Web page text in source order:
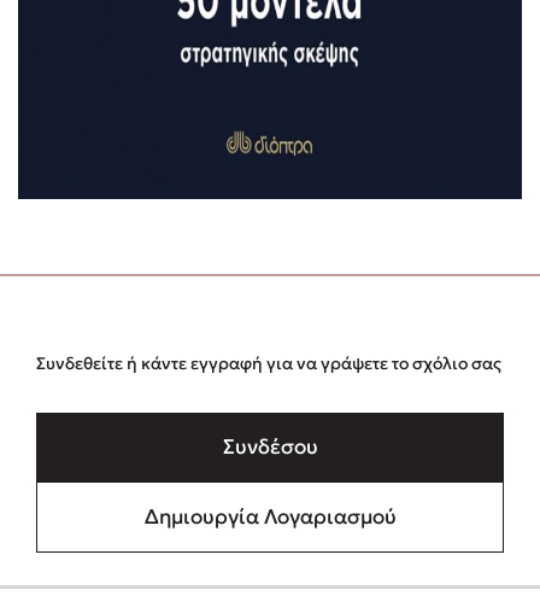
Συνδεθείτε ή κάντε εγγραφή για να γράψετε το σχόλιο σας
Συνδέσου
Δημιουργία Λογαριασμού